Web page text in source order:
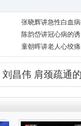
张晓辉讲急性白血
陈韵岱讲冠心病的
童朝晖讲老人心绞
刘昌伟 肩颈疏通